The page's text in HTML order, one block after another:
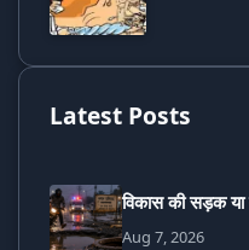
Latest Posts
विकास की सड़क या
Aug 7, 2026